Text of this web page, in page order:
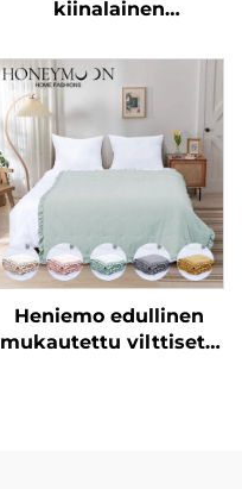
kiinalainen
kevätsiilto peitevillas
Heniemo edullinen
mukautettu vilttisetti